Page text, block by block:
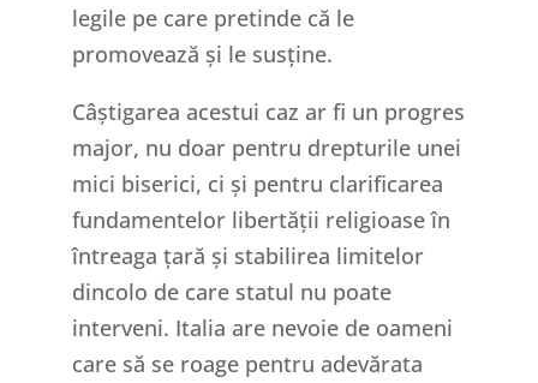
legile pe care pretinde că le
promovează și le susține.
Câștigarea acestui caz ar fi un progres
major, nu doar pentru drepturile unei
mici biserici, ci și pentru clarificarea
fundamentelor libertății religioase în
întreaga țară și stabilirea limitelor
dincolo de care statul nu poate
interveni. Italia are nevoie de oameni
care să se roage pentru adevărata